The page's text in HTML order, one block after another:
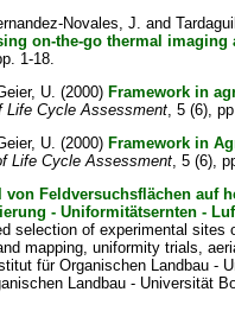
Novales, J. and
on-the-go thermal imaging
1-18.
U. (2000) Framework in
Life Cycle Assessment, 5 (6),
U. (2000) Framework in
Life Cycle Assessment, 5 (6),
von Feldversuchsflächen auf
- Uniformitätsernten -
selection of experimental sites
mapping, uniformity trials,
für Organischen Landbau -
Landbau - Universität